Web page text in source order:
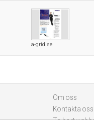
a-grid.se
Om oss
Kontakta oss
Ta bort